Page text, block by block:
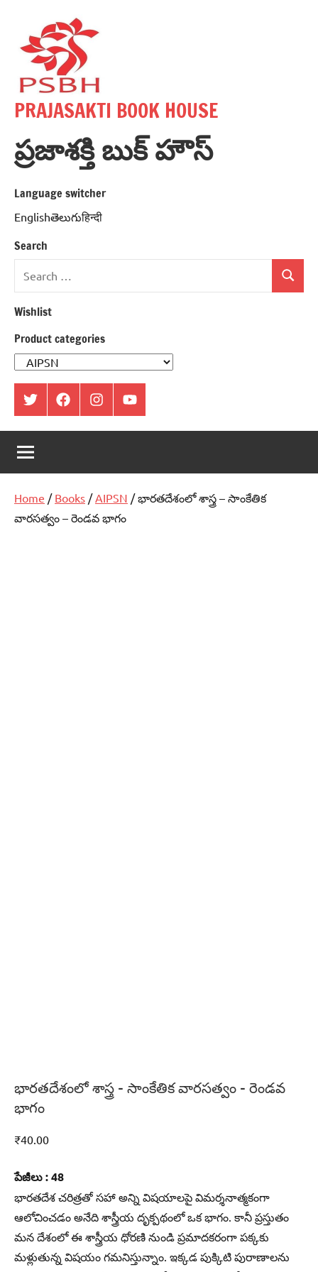
content
PRAJASAKTI BOOK HOUSE
ప్రజాశక్తి బుక్ హౌస్
Language switcher
Englishతెలుగుहिन्दी
Search
Search
for:
Search
Wishlist
Product categories
ట్విట్టర్
ఫేస్
బుక్
ఇంస్టాగ్రామ్యూట్యూబ్
Home / Books /AIPSN / భారతదేశంలో శాస్త్ర – సాంకేతిక
వారసత్వం – రెండవ భాగం
భారతదేశంలో శాస్త్ర – సాంకేతిక వారసత్వం – రెండవ
భాగం
₹40.00
పేజీలు : 48
భారతదేశ చరిత్రతో సహా అన్ని విషయాలపై విమర్శనాత్మకంగా
ఆలోచించడం అనేది శాస్త్రీయ దృక్పథంలో ఒక భాగం. కానీ ప్రస్తుతం
మన దేశంలో ఈ శాస్త్రీయ ధోరణి నుండి ప్రమాదకరంగా పక్కకు
మళ్లుతున్న విషయం గమనిస్తున్నాం. ఇక్కడ పుక్కిటి పురాణాలను